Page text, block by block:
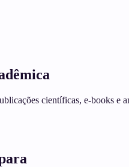
científicas, e-books e